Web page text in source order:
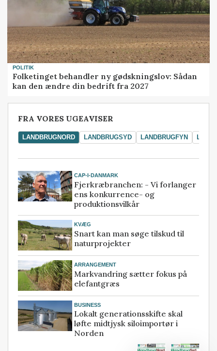
POLITIK
Folketinget behandler ny gødskningslov: Sådan
kan den ændre din bedrift fra 2027
FRA VORES UGEAVISER
LANDBRUGNORD LANDBRUGSYD LANDBRUGFYN
CAP-I-DANMARK
Fjerkræbranchen: - Vi forlanger
ens konkurrence- og
produktionsvilkår
KVÆG
Snart kan man søge tilskud til
naturprojekter
ARRANGEMENT
Markvandring sætter fokus på
elefantgræs
BUSINESS
Lokalt generationsskifte skal
løfte midtjysk siloimportør i
Norden